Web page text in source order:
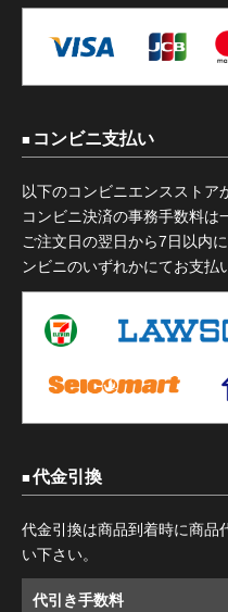
コンビニ支払い
以下のコンビニエンスストア
コンビニ決済の事務手数料は
ご注文日の翌日から7日以内
ンビニのいずれかにてお支払
代金引換
代金引換は商品到着時に商品
い下さい。
代引き手数料